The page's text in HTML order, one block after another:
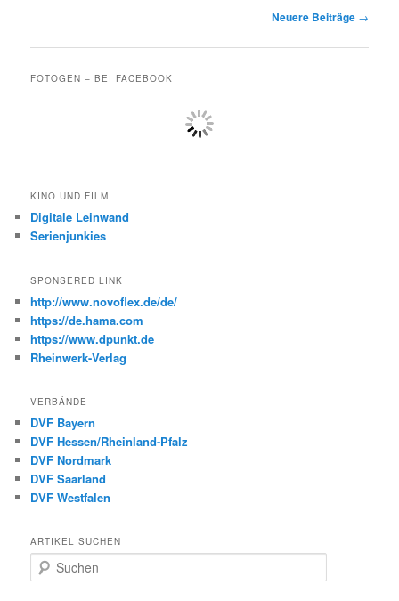
Neuere Beiträge →
FOTOGEN – BEI FACEBOOK
KINO UND FILM
Digitale Leinwand
Serienjunkies
SPONSERED LINK
http://www.novoflex.de/de/
https://de.hama.com
https://www.dpunkt.de
Rheinwerk-Verlag
VERBÄNDE
DVF Bayern
DVF Hessen/Rheinland-Pfalz
DVF Nordmark
DVF Saarland
DVF Westfalen
ARTIKEL SUCHEN
u